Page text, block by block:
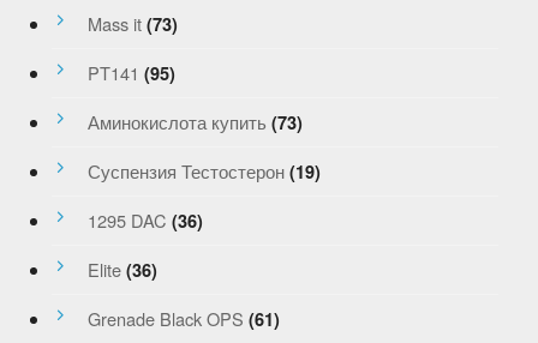
Mass it (73)
PT141 (95)
Аминокислота купить (73)
Суспензия Тестостерон (19)
1295 DAC (36)
Elite (36)
Grenade Black OPS (61)